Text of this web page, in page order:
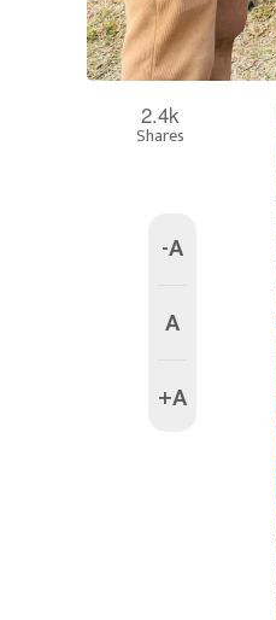
2.4k
Shares
-A
A
+A